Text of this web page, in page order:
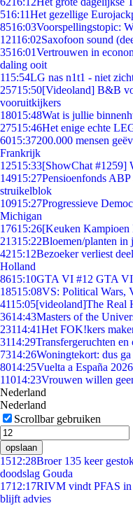
516:11Het gezellige
8516:03Voorspellingstopic:
12116:02Saxofoon sound
3516:01Vertrouwen in
daling ooit
115:54LG nas n1t1 - niet
25715:50[Videoland] B&B
vooruitkijkers
18015:48Wat is jullie
27515:46Het enige echte
6015:37200.000 mensen
Frankrijk
12515:33[ShowChat #1259]
14915:27Pensioenfonds
struikelblok
10915:27Progressieve
Michigan
17615:26[Keuken Kampioen
21315:22Bloemen/planten in
4215:12Bezoeker verliest
Holland
8615:10GTA VI #12 GTA
18515:08VS: Political Wars,
4115:05[videoland]The Real
3614:43Masters of the
23114:41Het FOK!kers
3114:29Transfergeruchten
7314:26Woningtekort: dus
8014:25Vuelta a España
11014:23Vrouwen willen
Nederland
Nederland
Scrollbar gebruiken
opslaan
1512:28Broer 135 keer
doodslag Gouda
1712:17RIVM vindt PFAS in
blijft advies